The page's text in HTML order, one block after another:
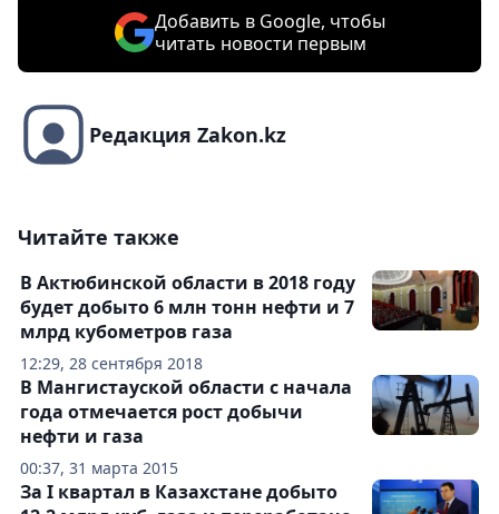
Добавить в Google, чтобы
читать новости первым
Редакция Zakon.kz
Читайте также
12:29, 28 сентября 2018
В Актюбинской области в 2018 году
будет добыто 6 млн тонн нефти и 7
млрд кубометров газа
00:37, 31 марта 2015
В Мангистауской области с начала
года отмечается рост добычи
нефти и газа
За I квартал в Казахстане добыто